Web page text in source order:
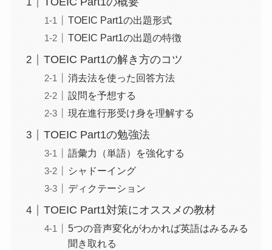
TOEIC Part1の出題形式
TOEIC Part1の出題の特徴
TOEIC Part1の解き方のコツ
消去法を使った回答方法
設問を予想する
現在進行形受け身を理解する
TOEIC Part1の勉強法
語彙力（単語）を強化する
シャドーイング
ディクテーション
TOEIC Part1対策にオススメの教材
5つの音声変化がわかれば英語はみるみる
聞き取れる